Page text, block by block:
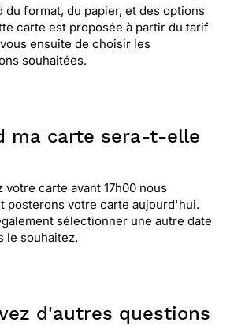
du format, du papier, et des options
carte est proposée à partir du tarif
ensuite de choisir les
souhaitées.
ma carte sera-t-elle
votre carte avant 17h00 nous
posterons votre carte aujourd'hui.
sélectionner une autre date
le souhaitez.
d'autres questions